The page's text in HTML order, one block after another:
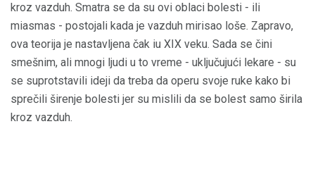
kroz vazduh. Smatra se da su ovi oblaci bolesti - ili
miasmas - postojali kada je vazduh mirisao loše. Zapravo,
ova teorija je nastavljena čak iu XIX veku. Sada se čini
smešnim, ali mnogi ljudi u to vreme - uključujući lekare - su
se suprotstavili ideji da treba da operu svoje ruke kako bi
sprečili širenje bolesti jer su mislili da se bolest samo širila
kroz vazduh.